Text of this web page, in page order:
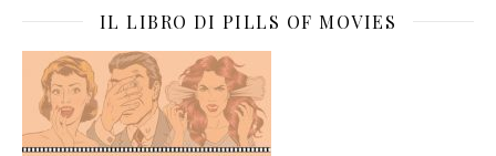
IL LIBRO DI PILLS OF MOVIES